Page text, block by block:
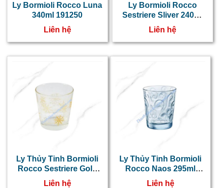
Ly Bormioli Rocco Luna
340ml 191250
Liên hệ
Ly Bormioli Rocco
Sestriere Sliver 240ml
390400M02321732
Liên hệ
Ly Thủy Tinh Bormioli
Rocco Sestriere Gold
240ml 390400
Liên hệ
Ly Thủy Tinh Bormioli
Rocco Naos 295ml
Xanh Dương 530335
Liên hệ